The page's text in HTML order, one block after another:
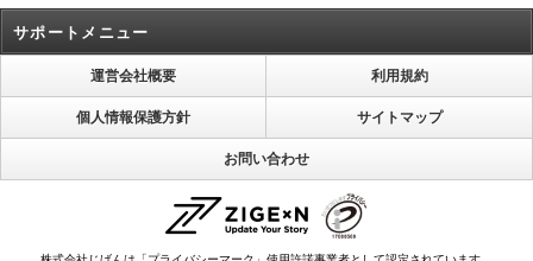
サポートメニュー
運営会社概要 利用規約
個人情報保護方針 サイトマップ
お問い合わせ